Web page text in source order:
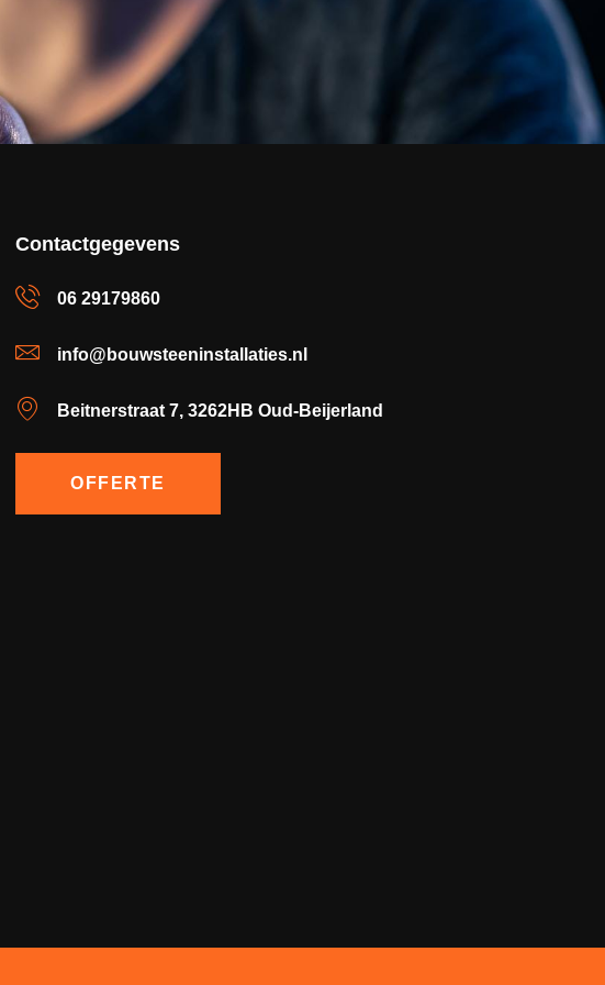
Contactgegevens
06 29179860
info@bouwsteeninstallaties.nl
Beitnerstraat 7, 3262HB Oud-Beijerland
OFFERTE